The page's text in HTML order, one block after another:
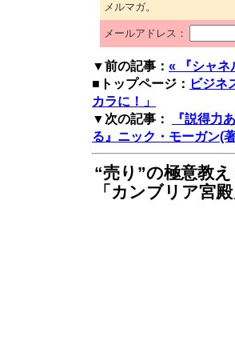
メルマガ。
メールアドレス：
▼前の記事： « 『シャネ
■トップページ： ビジネ
カラに！」
▼次の記事：
『説得力
る』ニック・モーガン(
“売り”の極意教
「カンブリア宮